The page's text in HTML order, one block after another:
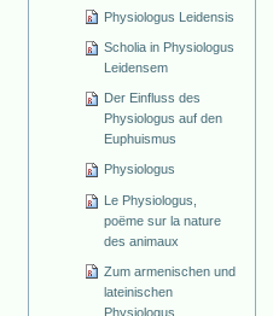
Physiologus Leidensis
Scholia in Physiologus
Leidensem
Der Einfluss des
Physiologus auf den
Euphuismus
Physiologus
Le Physiologus,
poëme sur la nature
des animaux
Zum armenischen und
lateinischen
Physiologus